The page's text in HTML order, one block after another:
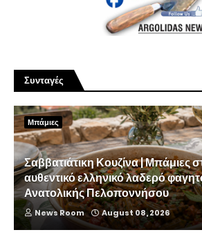
Συνταγές
Μπάμιες
Σαββατιάτικη Κουζίνα | Μπάμιες
αυθεντικό ελληνικό λαδερό
Ανατολικής Πελοποννήσου
News Room August 08, 2026